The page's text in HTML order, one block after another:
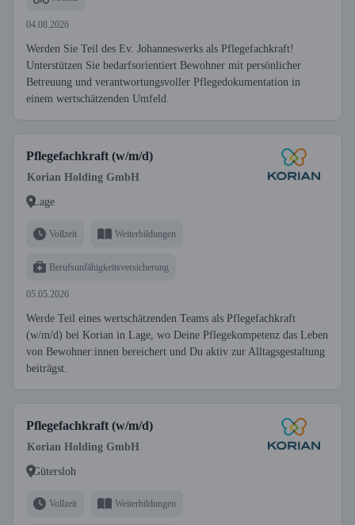
04.08.2026
Werden Sie Teil des Ev. Johanneswerks als Pflegefachkraft!
Unterstützen Sie bedarfsorientiert Bewohner mit persönlicher
Betreuung und verantwortungsvoller Pflegedokumentation in
einem wertschätzenden Umfeld.
Pflegefachkraft (w/m/d)
Korian Holding GmbH
Lage
Vollzeit Weiterbildungen
Berufsunfähigkeitsversicherung
05.05.2026
Werde Teil eines wertschätzenden Teams als Pflegefachkraft
(w/m/d) bei Korian in Lage, wo Deine Pflegekompetenz das Leben
von Bewohner:innen bereichert und Du aktiv zur Alltagsgestaltung
beiträgst.
Pflegefachkraft (w/m/d)
Korian Holding GmbH
Gütersloh
Vollzeit Weiterbildungen